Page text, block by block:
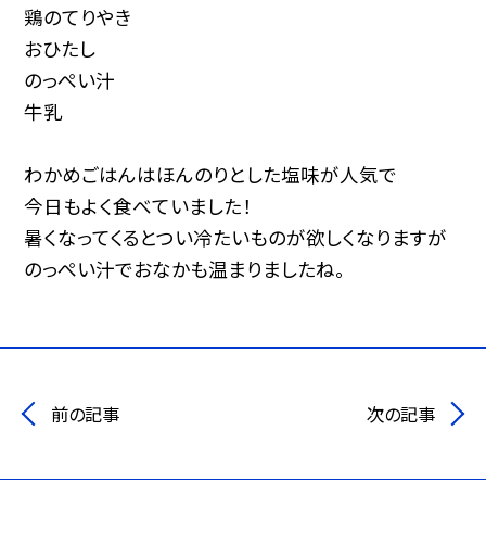
鶏のてりやき
おひたし
のっぺい汁
牛乳
わかめごはんはほんのりとした塩味が人気で
今日もよく食べていました！
暑くなってくるとつい冷たいものが欲しくなりますが
のっぺい汁でおなかも温まりましたね。
前の記事 次の記事